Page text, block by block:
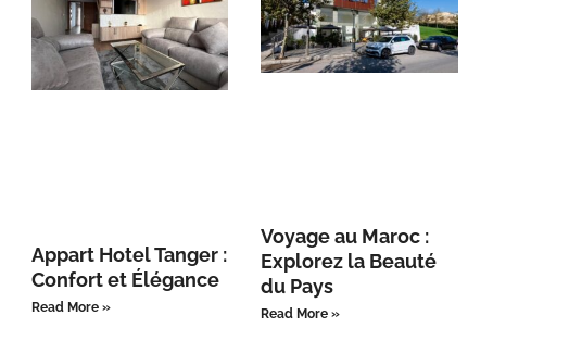
Appart Hotel Tanger :
Confort et Élégance
Read More »
Voyage au Maroc :
Explorez la Beauté
du Pays
Read More »